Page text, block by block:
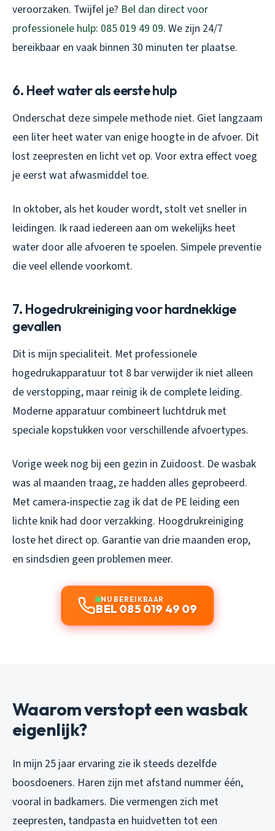
veroorzaken. Twijfel je? Bel dan direct voor
professionele hulp: 085 019 49 09. We zijn 24/7
bereikbaar en vaak binnen 30 minuten ter plaatse.
6. Heet water als eerste hulp
Onderschat deze simpele methode niet. Giet langzaam
een liter heet water van enige hoogte in de afvoer. Dit
lost zeepresten en licht vet op. Voor extra effect voeg
je eerst wat afwasmiddel toe.
In oktober, als het kouder wordt, stolt vet sneller in
leidingen. Ik raad iedereen aan om wekelijks heet
water door alle afvoeren te spoelen. Simpele preventie
die veel ellende voorkomt.
7. Hogedrukreiniging voor hardnekkige
gevallen
Dit is mijn specialiteit. Met professionele
hogedrukapparatuur tot 8 bar verwijder ik niet alleen
de verstopping, maar reinig ik de complete leiding.
Moderne apparatuur combineert luchtdruk met
speciale kopstukken voor verschillende afvoertypes.
Vorige week nog bij een gezin in Zuidoost. De wasbak
was al maanden traag, ze hadden alles geprobeerd.
Met camera-inspectie zag ik dat de PE leiding een
lichte knik had door verzakking. Hoogdrukreiniging
loste het direct op. Garantie van drie maanden erop,
en sindsdien geen problemen meer.
NU BEREIKBAAR
BEL 085 019 49 09
Waarom verstopt een wasbak
eigenlijk?
In mijn 25 jaar ervaring zie ik steeds dezelfde
boosdoeners. Haren zijn met afstand nummer één,
vooral in badkamers. Die vermengen zich met
zeepresten, tandpasta en huidvetten tot een